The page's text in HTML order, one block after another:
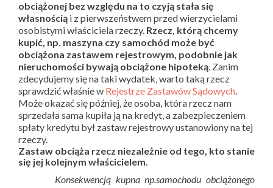
obciążonej bez względu na to czyją stała się
własnością i z pierwszeństwem przed wierzycielami
osobistymi właściciela rzeczy. Rzecz, którą chcemy
kupić, np. maszyna czy samochód może być
obciążona zastawem rejestrowym, podobnie jak
nieruchomości bywają obciążone hipoteką. Zanim
zdecydujemy się na taki wydatek, warto taką rzecz
sprawdzić właśnie w Rejestrze Zastawów Sądowych.
Może okazać się później, że osoba, która rzecz nam
sprzedała sama kupiła ją na kredyt, a zabezpieczeniem
spłaty kredytu był zastaw rejestrowy ustanowiony na tej
rzeczy.
Zastaw obciąża rzecz niezależnie od tego, kto stanie
się jej kolejnym właścicielem.
Konsekwencją kupna np.samochodu obciążonego